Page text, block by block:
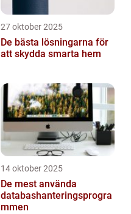
27 oktober 2025
De bästa lösningarna för
att skydda smarta hem
14 oktober 2025
De mest använda
databashanteringsprogra
mmen